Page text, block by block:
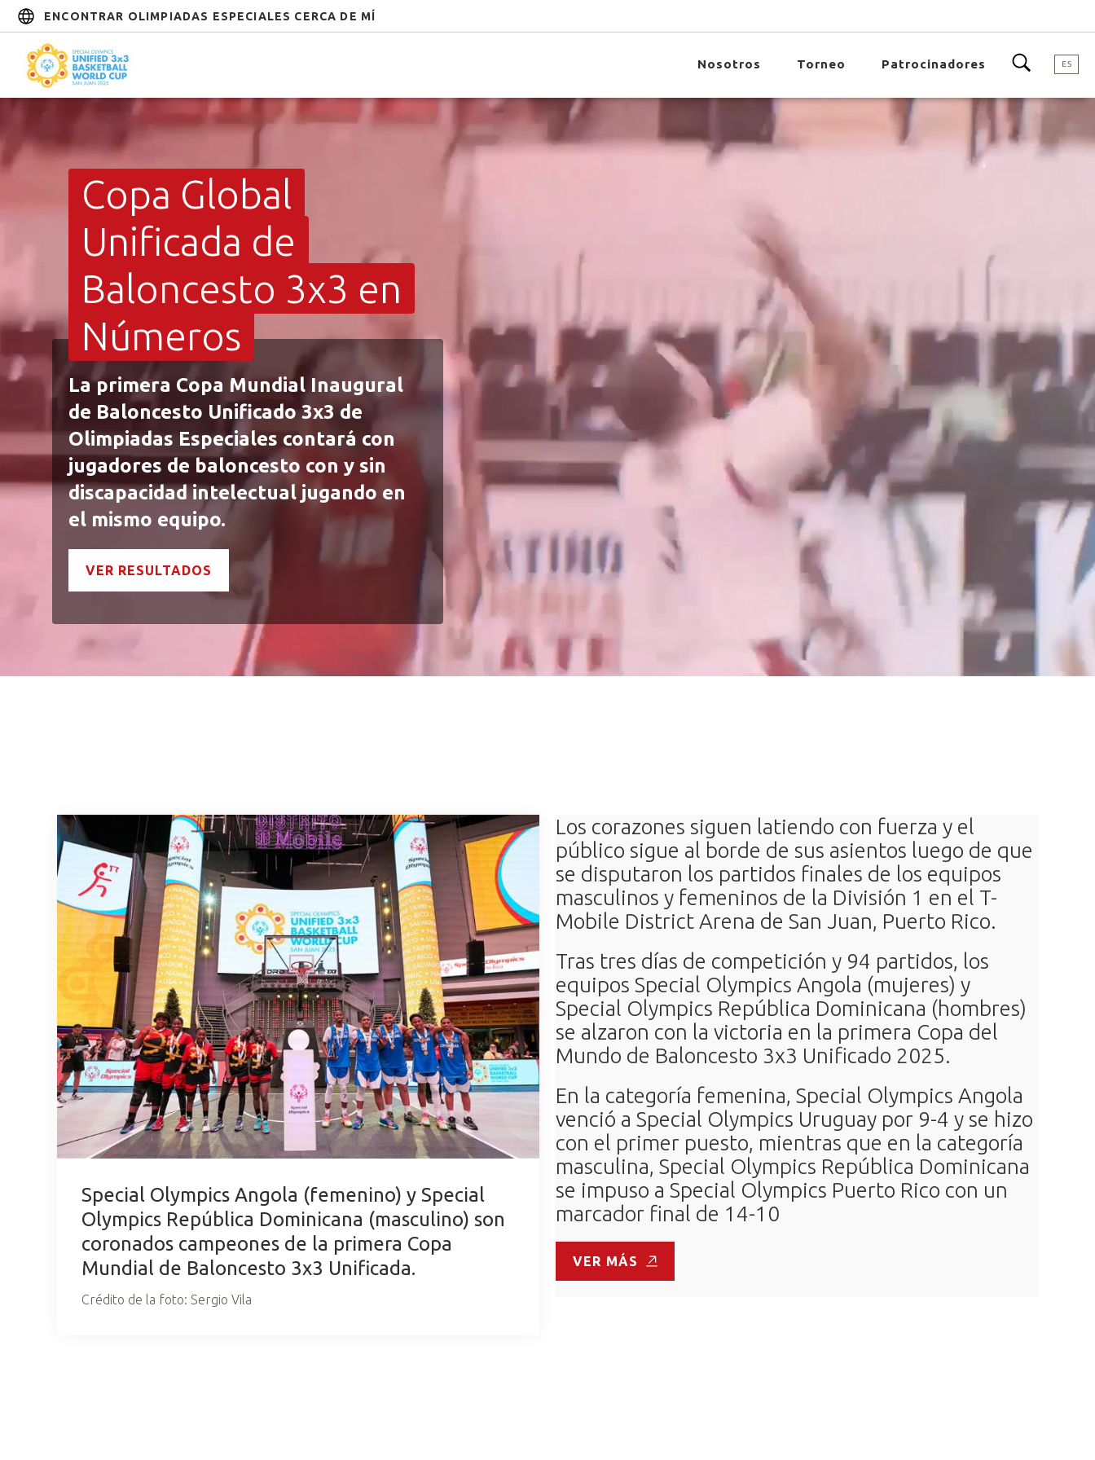
ENCONTRAR OLIMPIADAS ESPECIALES CERCA DE MÍ
Nosotros Torneo Patrocinadores ES
Copa Global
Unificada de
Baloncesto 3x3 en
Números
La primera Copa Mundial Inaugural
de Baloncesto Unificado 3x3 de
Olimpiadas Especiales contará con
jugadores de baloncesto con y sin
discapacidad intelectual jugando en
el mismo equipo.
VER RESULTADOS
Special Olympics Angola (femenino) y Special
Olympics República Dominicana (masculino) son
coronados campeones de la primera Copa
Mundial de Baloncesto 3x3 Unificada.
Crédito de la foto: Sergio Vila
Los corazones siguen latiendo con fuerza y el
público sigue al borde de sus asientos luego de que
se disputaron los partidos finales de los equipos
masculinos y femeninos de la División 1 en el T-
Mobile District Arena de San Juan, Puerto Rico.
Tras tres días de competición y 94 partidos, los
equipos Special Olympics Angola (mujeres) y
Special Olympics República Dominicana (hombres)
se alzaron con la victoria en la primera Copa del
Mundo de Baloncesto 3x3 Unificado 2025.
En la categoría femenina, Special Olympics Angola
venció a Special Olympics Uruguay por 9-4 y se hizo
con el primer puesto, mientras que en la categoría
masculina, Special Olympics República Dominicana
se impuso a Special Olympics Puerto Rico con un
marcador final de 14-10
VER MÁS